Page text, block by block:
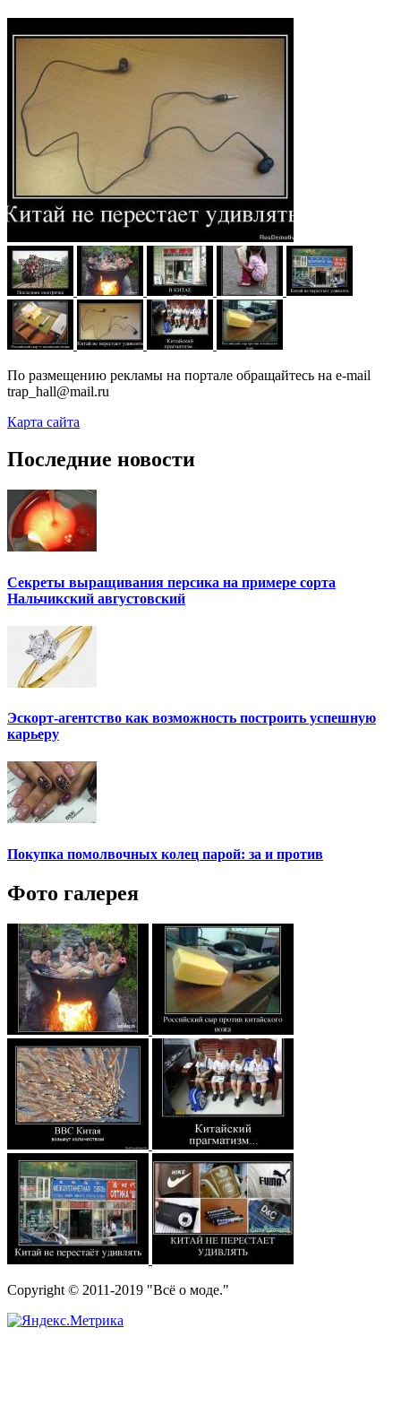
По размещению рекламы на портале обращайтесь на e-mail
trap_hall@mail.ru
Карта сайта
Последние новости
Секреты выращивания персика на примере сорта
Нальчикский августовский
Эскорт-агентство как возможность построить успешную
карьеру
Покупка помолвочных колец парой: за и против
Фото галерея
Copyright © 2011-2019 "Всё о моде."